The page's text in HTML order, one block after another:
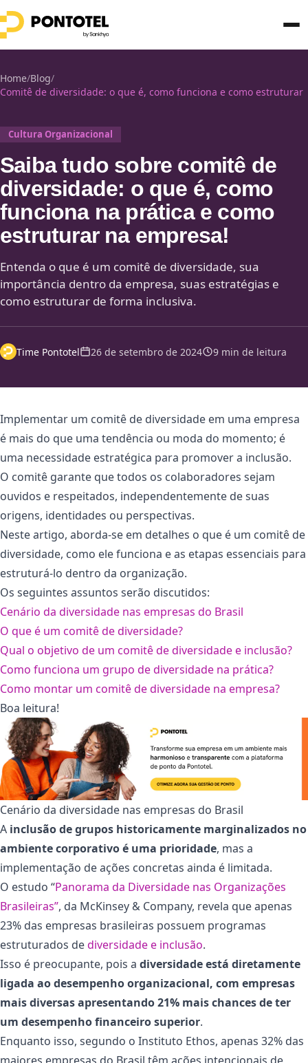
Home/Blog/
Comitê de diversidade: o que é, como funciona e como estruturar
Cultura Organizacional
Saiba tudo sobre comitê de
diversidade: o que é, como
funciona na prática e como
estruturar na empresa!
Entenda o que é um comitê de diversidade, sua
importância dentro da empresa, suas estratégias e
como estruturar de forma inclusiva.
Time Pontotel 26 de setembro de 2024 9 min de leitura
Implementar um comitê de diversidade em uma empresa
é mais do que uma tendência ou moda do momento; é
uma necessidade estratégica para promover a inclusão.
O comitê garante que todos os colaboradores sejam
ouvidos e respeitados, independentemente de suas
origens, identidades ou perspectivas.
Neste artigo, aborda-se em detalhes o que é um comitê de
diversidade, como ele funciona e as etapas essenciais para
estruturá-lo dentro da organização.
Os seguintes assuntos serão discutidos:
Cenário da diversidade nas empresas do Brasil
O que é um comitê de diversidade?
Qual o objetivo de um comitê de diversidade e inclusão?
Como funciona um grupo de diversidade na prática?
Como montar um comitê de diversidade na empresa?
Boa leitura!
Cenário da diversidade nas empresas do Brasil
A inclusão de grupos historicamente marginalizados no
ambiente corporativo é uma prioridade, mas a
implementação de ações concretas ainda é limitada.
O estudo “Panorama da Diversidade nas Organizações
Brasileiras”, da McKinsey & Company, revela que apenas
23% das empresas brasileiras possuem programas
estruturados dediversidade e inclusão.
Isso é preocupante, pois a diversidade está diretamente
ligada ao desempenho organizacional, com empresas
mais diversas apresentando 21% mais chances de ter
um desempenho financeiro superior​.
Enquanto isso, segundo o Instituto Ethos, apenas 32% das
maiores empresas do Brasil têm ações intencionais de